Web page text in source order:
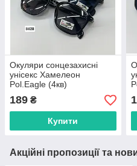
Окуляри сонцезахисні
унісекс Хамелеон
Pol.Eagle (4кв)
"ACCESSORIES" недорого
від прямого
постачальника
189 ₴
Купити
Акційні пропозиції та